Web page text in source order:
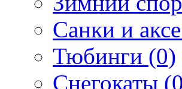
Санки и
Тюбинги (0)
Снегокаты